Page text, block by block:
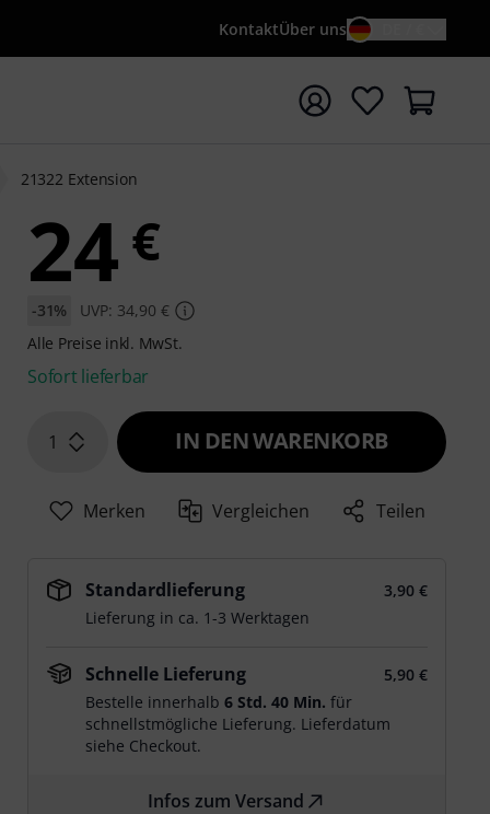
KontaktÜber uns
mit Suchwort {searchTerm} starten
21322 Extension
24 €
-31%
UVP: 34,90 €
Alle Preise inkl. MwSt.
Sofort lieferbar
1 IN DEN WARENKORB
Merken Vergleichen Teilen
Standardlieferung
3,90 €
Lieferung in ca. 1-3 Werktagen
Schnelle Lieferung
5,90 €
Bestelle innerhalb6 Std. 40 Min. für
schnellstmögliche Lieferung. Lieferdatum
siehe Checkout.
Infos zum Versand